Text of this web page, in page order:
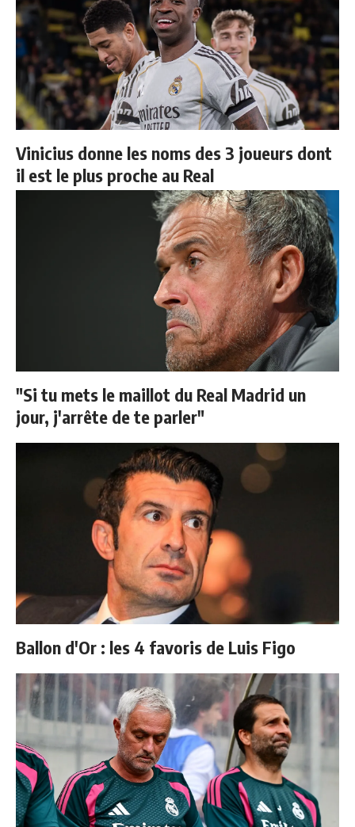
Vinicius donne les noms des 3 joueurs dont
il est le plus proche au Real
"Si tu mets le maillot du Real Madrid un
jour, j'arrête de te parler"
Ballon d'Or : les 4 favoris de Luis Figo